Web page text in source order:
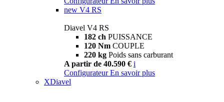
new V4 RS
Diavel V4 RS
182 ch PUISSANCE
120 Nm COUPLE
220 kg Poids sans carburant
A partir de 40.590 € i
Configurateur En savoir plus
XDiavel